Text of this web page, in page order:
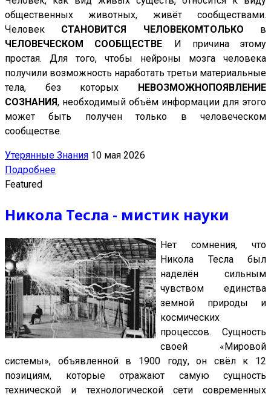
общественных животных, живёт сообществами.
Человек СТАНОВИТСЯ ЧЕЛОВЕКОМТОЛЬКО в
ЧЕЛОВЕЧЕСКОМ СООБЩЕСТВЕ. И причина этому
простая. Для того, чтобы нейроны мозга человека
получили возможность наработать третьи материальные
тела, без которых НЕВОЗМОЖНОПОЯВЛЕНИЕ
СОЗНАНИЯ, необходимый объём информации для этого
может быть получен только в человеческом
сообществе.
Утерянные Знания 10 мая 2026
Подробнее
Featured
Никола Тесла - мистик науки
Нет сомнения, что
Никола Тесла был
наделён сильным
чувством единства
земной природы и
космических
процессов. Сущность
своей «Мировой
системы», объявленной в 1900 году, он свёл к 12
позициям, которые отражают самую сущность
технической и технологической сети современных